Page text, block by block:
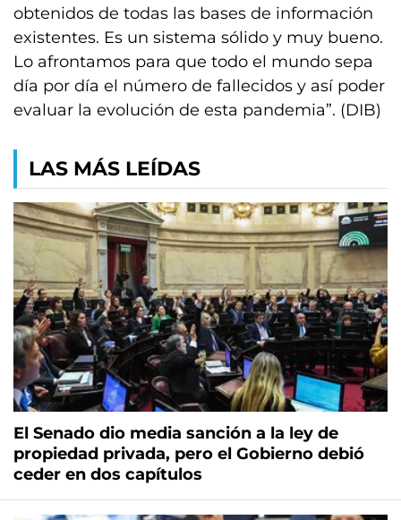
obtenidos de todas las bases de información
existentes. Es un sistema sólido y muy bueno.
Lo afrontamos para que todo el mundo sepa
día por día el número de fallecidos y así poder
evaluar la evolución de esta pandemia”. (DIB)
LAS MÁS LEÍDAS
El Senado dio media sanción a la ley de
propiedad privada, pero el Gobierno debió
ceder en dos capítulos